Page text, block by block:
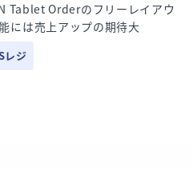
Tablet Orderのフリーレイアウ
には売上アップの期待大
レジ